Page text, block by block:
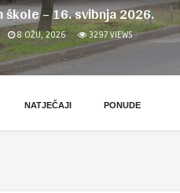
škole – 16. svibnja 2026.
8 OŽU, 2026 3297 VIEWS
NATJEČAJI PONUDE